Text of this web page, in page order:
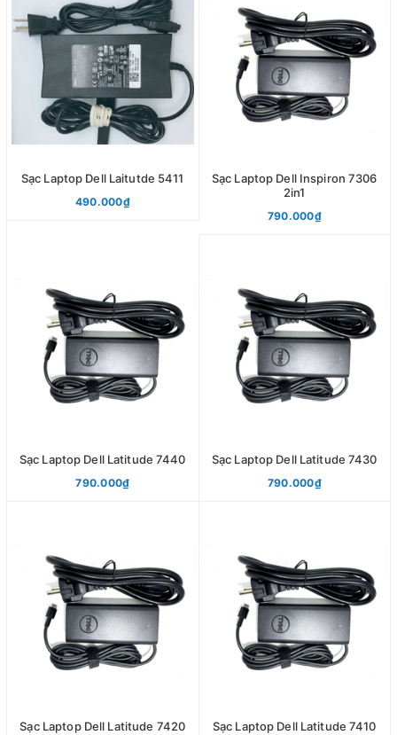
Sạc Laptop Dell Laitutde 5411
490.000₫
Sạc Laptop Dell Inspiron 7306
2in1
790.000₫
Sạc Laptop Dell Latitude 7440
790.000₫
Sạc Laptop Dell Latitude 7430
790.000₫
Sạc Laptop Dell Latitude 7420 Sạc Laptop Dell Latitude 7410